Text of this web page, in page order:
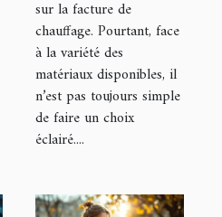
sur la facture de
chauffage. Pourtant, face
à la variété des
matériaux disponibles, il
n’est pas toujours simple
de faire un choix
éclairé....